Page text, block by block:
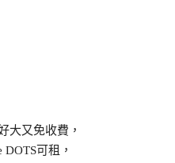
大又免收費，
DOTS可租，